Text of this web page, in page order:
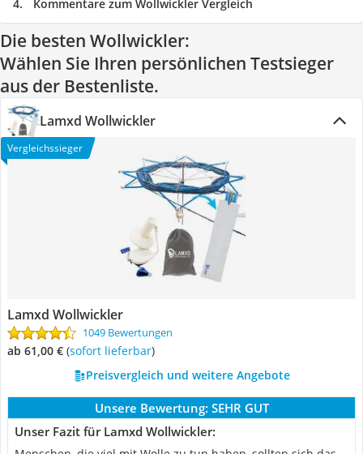
Kommentare zum Wollwickler Vergleich
Die besten Wollwickler:
Wählen Sie Ihren persönlichen Testsieger
aus der Bestenliste.
Lamxd Wollwickler
Vergleichssieger
Lamxd Wollwickler
1049 Bewertungen
ab 61,00 € ( Sofort lieferbar)
Preisvergleich und weitere Angebote
Unsere Bewertung: SEHR GUT
Unser Fazit für Lamxd Wollwickler: